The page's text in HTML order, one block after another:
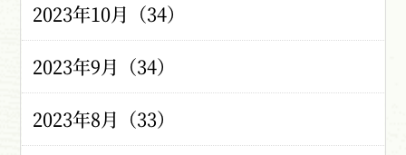
2023年10月（34）
2023年9月（34）
2023年8月（33）